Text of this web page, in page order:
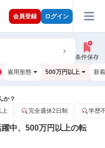
会員登録 ログイン
条件保存
雇用形態 500万円以上 新
か？
上 完全週休2日制 学歴
中、500万円以上の転